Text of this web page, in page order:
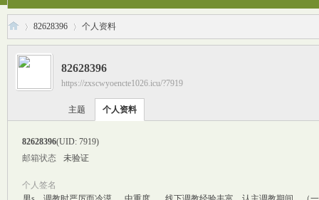
›
82628396
›
个人资料
82628396
https://zxscwyoencte1026.icu/?7919
主题 个人资料
82628396(UID: 7919)
邮箱状态
未验证
个人签名